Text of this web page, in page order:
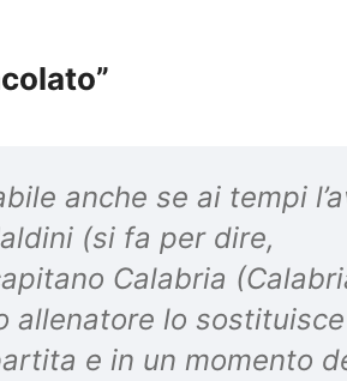
anche se ai tempi
(si fa per dire,
Calabria
allenatore lo sostituisce
e in un momento